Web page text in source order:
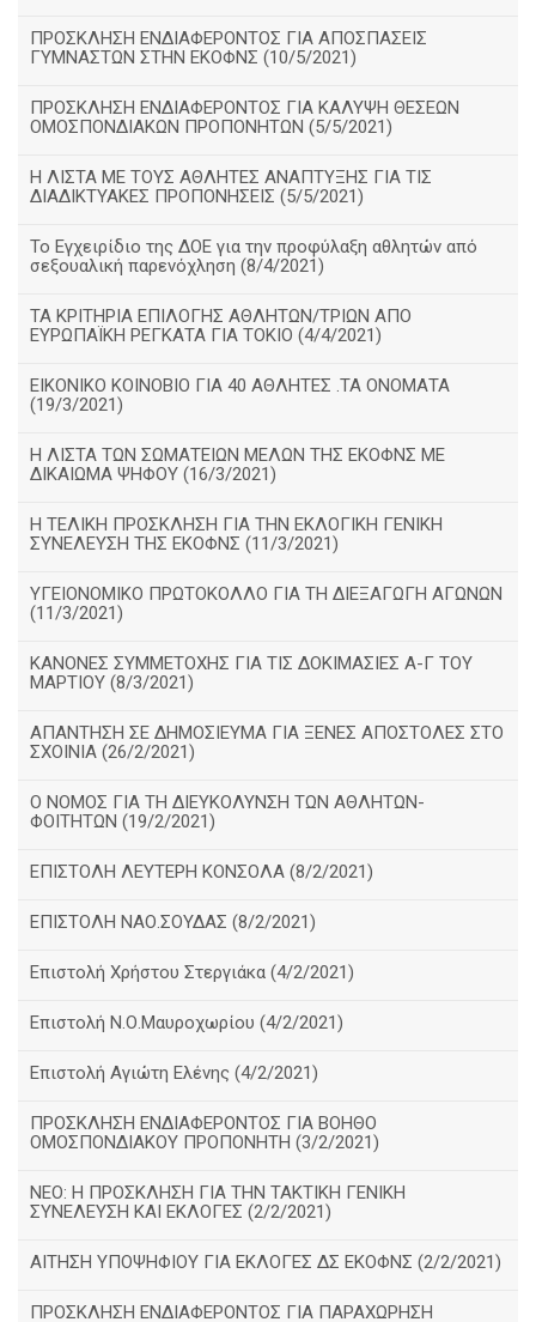
ΠΡΟΣΚΛΗΣΗ ΕΝΔΙΑΦΕΡΟΝΤΟΣ ΓΙΑ ΑΠΟΣΠΑΣΕΙΣ
ΓΥΜΝΑΣΤΩΝ ΣΤΗΝ ΕΚΟΦΝΣ (10/5/2021)
ΠΡΟΣΚΛΗΣΗ ΕΝΔΙΑΦΕΡΟΝΤΟΣ ΓΙΑ ΚΑΛΥΨΗ ΘΕΣΕΩΝ
ΟΜΟΣΠΟΝΔΙΑΚΩΝ ΠΡΟΠΟΝΗΤΩΝ (5/5/2021)
H ΛΙΣΤΑ ΜΕ ΤΟΥΣ ΑΘΛΗΤΕΣ ΑΝΑΠΤΥΞΗΣ ΓΙΑ ΤΙΣ
ΔΙΑΔΙΚΤΥΑΚΕΣ ΠΡΟΠΟΝΗΣΕΙΣ (5/5/2021)
Το Εγχειρίδιο της ΔΟΕ για την προφύλαξη αθλητών από
σεξουαλική παρενόχληση (8/4/2021)
ΤΑ ΚΡΙΤΗΡΙΑ ΕΠΙΛΟΓΗΣ ΑΘΛΗΤΩΝ/ΤΡΙΩΝ ΑΠΟ
ΕΥΡΩΠΑΪΚΗ ΡΕΓΚΑΤΑ ΓΙΑ ΤΟΚΙΟ (4/4/2021)
ΕΙΚΟΝΙΚΟ ΚΟΙΝΟΒΙΟ ΓΙΑ 40 ΑΘΛΗΤΕΣ .ΤΑ ΟΝΟΜΑΤΑ
(19/3/2021)
Η ΛΙΣΤΑ ΤΩΝ ΣΩΜΑΤΕΙΩΝ ΜΕΛΩΝ ΤΗΣ ΕΚΟΦΝΣ ΜΕ
ΔΙΚΑΙΩΜΑ ΨΗΦΟΥ (16/3/2021)
Η ΤΕΛΙΚΗ ΠΡΟΣΚΛΗΣΗ ΓΙΑ ΤΗΝ ΕΚΛΟΓΙΚΗ ΓΕΝΙΚΗ
ΣΥΝΕΛΕΥΣΗ ΤΗΣ ΕΚΟΦΝΣ (11/3/2021)
ΥΓΕΙΟΝΟΜΙΚΟ ΠΡΩΤΟΚΟΛΛΟ ΓΙΑ ΤΗ ΔΙΕΞΑΓΩΓΗ ΑΓΩΝΩΝ
(11/3/2021)
ΚΑΝΟΝΕΣ ΣΥΜΜΕΤΟΧΗΣ ΓΙΑ ΤΙΣ ΔΟΚΙΜΑΣΙΕΣ Α-Γ ΤΟΥ
ΜΑΡΤΙΟΥ (8/3/2021)
ΑΠΑΝΤΗΣΗ ΣΕ ΔΗΜΟΣΙΕΥΜΑ ΓΙΑ ΞΕΝΕΣ ΑΠΟΣΤΟΛΕΣ ΣΤΟ
ΣΧΟΙΝΙΑ (26/2/2021)
Ο ΝΟΜΟΣ ΓΙΑ ΤΗ ΔΙΕΥΚΟΛΥΝΣΗ ΤΩΝ ΑΘΛΗΤΩΝ-
ΦΟΙΤΗΤΩΝ (19/2/2021)
ΕΠΙΣΤΟΛΗ ΛΕΥΤΕΡΗ ΚΟΝΣΟΛΑ (8/2/2021)
ΕΠΙΣΤΟΛΗ ΝΑΟ.ΣΟΥΔΑΣ (8/2/2021)
Επιστολή Χρήστου Στεργιάκα (4/2/2021)
Επιστολή Ν.Ο.Μαυροχωρίου (4/2/2021)
Επιστολή Αγιώτη Ελένης (4/2/2021)
ΠΡΟΣΚΛΗΣΗ ΕΝΔΙΑΦΕΡΟΝΤΟΣ ΓΙΑ ΒΟΗΘΟ
ΟΜΟΣΠΟΝΔΙΑΚΟΥ ΠΡΟΠΟΝΗΤΗ (3/2/2021)
ΝΕΟ: Η ΠΡΟΣΚΛΗΣΗ ΓΙΑ ΤΗΝ ΤΑΚΤΙΚΗ ΓΕΝΙΚΗ
ΣΥΝΕΛΕΥΣΗ ΚΑΙ ΕΚΛΟΓΕΣ (2/2/2021)
ΑΙΤΗΣΗ ΥΠΟΨΗΦΙΟΥ ΓΙΑ ΕΚΛΟΓΕΣ ΔΣ ΕΚΟΦΝΣ (2/2/2021)
ΠΡΟΣΚΛΗΣΗ ΕΝΔΙΑΦΕΡΟΝΤΟΣ ΓΙΑ ΠΑΡΑΧΩΡΗΣΗ